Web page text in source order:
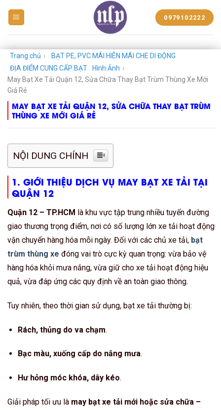
NHỰA
PHÁT
0979102222
Trang chủ ›
BẠT PE, PVC MÁI HIÊN MÁI CHE DI ĐỘNG
ĐỊA ĐIỂM CUNG CẤP BẠT
Hình Ảnh ›
May Bạt Xe Tải Quận 12, Sửa Chữa Thay Bạt Trùm Thùng Xe Mới
Giá Rẻ
MAY BẠT XE TẢI QUẬN 12, SỬA CHỮA THAY BẠT TRÙM
THÙNG XE MỚI GIÁ RẺ
NỘI DUNG CHÍNH
1. GIỚI THIỆU DỊCH VỤ MAY BẠT XE TẢI TẠI
QUẬN 12
Quận 12 – TP.HCM là khu vực tập trung nhiều tuyến đường
giao thương trọng điểm, nơi có số lượng lớn xe tải hoạt động
vận chuyển hàng hóa mỗi ngày. Đối với các chủ xe tải, bạt
trùm thùng xe đóng vai trò cực kỳ quan trọng: vừa bảo vệ
hàng hóa khỏi mưa nắng, vừa giữ cho xe tải hoạt động hiệu
quả, vừa đáp ứng các quy định về an toàn giao thông.
Tuy nhiên, theo thời gian sử dụng, bạt xe tải thường bị:
Rách, thủng do va chạm.
Bạc màu, xuống cấp do nắng mưa.
Hư hỏng móc khóa, dây kéo.
Giải pháp tối ưu là may bạt xe tải mới hoặc sửa chữa –